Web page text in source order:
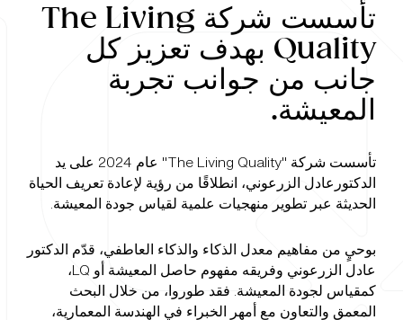
تأسست شركة The Living
Quality بهدف تعزيز كل
جانب من جوانب تجربة
المعيشة. ‏
تأسست شركة "The Living Quality" عام 2024 على يد
الدكتورعادل الزرعوني، انطلاقًا من رؤية لإعادة تعريف الحياة
الحديثة عبر تطوير منهجيات علمية لقياس جودة المعيشة.
‏بوحيٍ من مفاهيم معدل الذكاء والذكاء العاطفي، قدّم الدكتور
عادل الزرعوني وفريقه مفهوم حاصل المعيشة أو LQ،
كمقياس لجودة المعيشة. فقد طوروا، من خلال البحث
المعمق والتعاون مع أمهر الخبراء في الهندسة المعمارية،